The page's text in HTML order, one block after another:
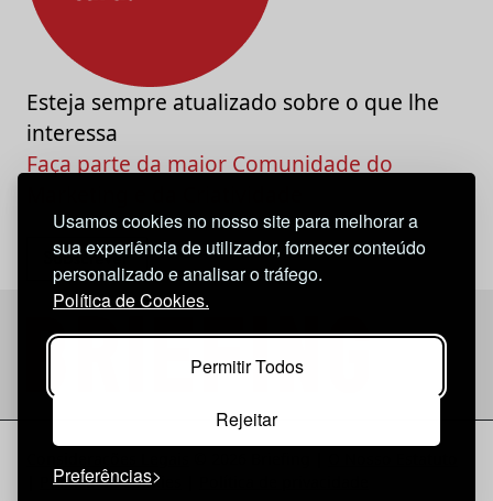
Usamos cookies no nosso site para melhorar a
sua experiência de utilizador, fornecer conteúdo
personalizado e analisar o tráfego.
Política de Cookies.
Permitir Todos
Rejeitar
Preferências
Esteja sempre atualizado sobre o que lhe
interessa
Faça parte da maior Comunidade do
Política de Cookies